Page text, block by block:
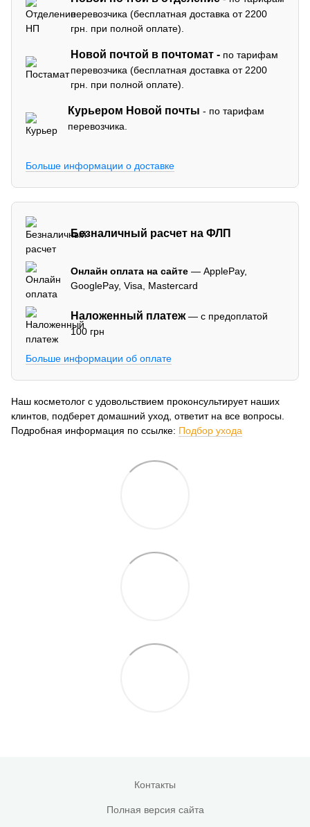
перевозчика (бесплатная доставка от 2200
грн. при полной оплате).
Новой почтой в почтомат - по тарифам
перевозчика (бесплатная доставка от 2200
грн. при полной оплате).
Курьером Новой почты - по тарифам
перевозчика.
Больше информации о доставке
Безналичный расчет на ФЛП
Онлайн оплата на сайте — ApplePay,
GooglePay, Visa, Mastercard
Наложенный платеж— с предоплатой
100 грн
Больше информации об оплате
Наш косметолог с удовольствием проконсультирует наших
клинтов, подберет домашний уход, ответит на все вопросы.
Подробная информация по ссылке: Подбор ухода
Контакты
Полная версия сайта